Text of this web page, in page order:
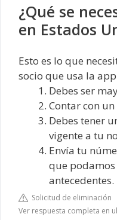
¿Qué se
en Estados
Esto es lo que
socio que usa la
Debes ser
Contar con
Debes tener
vigente a tu
Envía tu
que
antecedentes.
Solicitud de eliminación
Ver respuesta completa en